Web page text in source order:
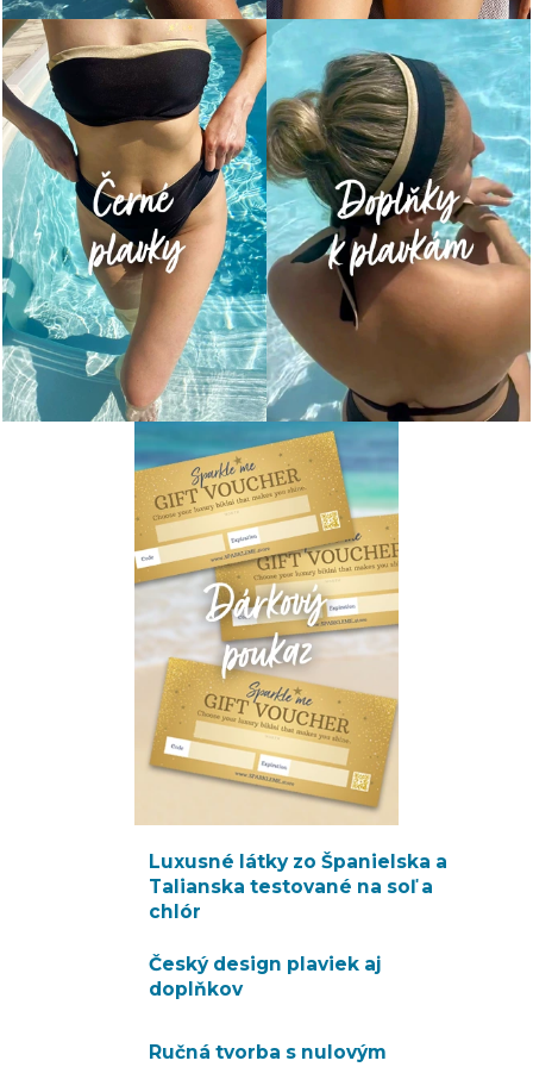
P
R
I
V
O
D
E
.
Luxusné látky zo Španielska a
Talianska testované na soľ a
chlór
Český design plaviek aj
doplňkov
Ručná tvorba s nulovým